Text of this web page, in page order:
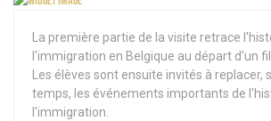
La première partie de la visite retrace
l'immigration en Belgique au départ d'un
Les élèves sont ensuite invités à replacer,
temps, les événements importants de
l'immigration.